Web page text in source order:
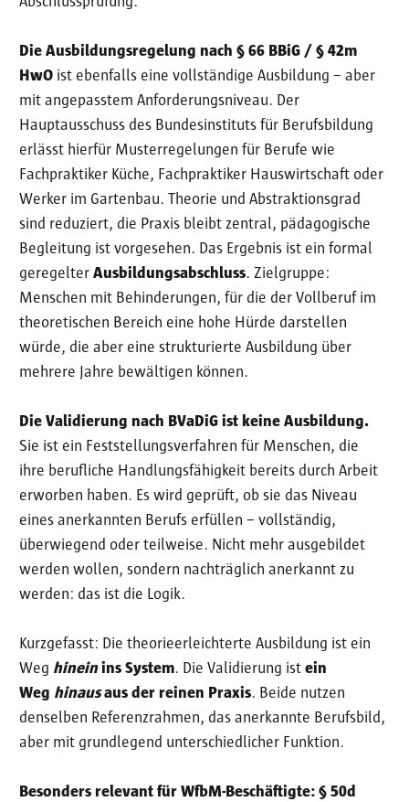
Die Ausbildungsregelung nach § 66 BBiG / § 42m
HwO ist ebenfalls eine vollständige Ausbildung – aber
mit angepasstem Anforderungsniveau. Der
Hauptausschuss des Bundesinstituts für Berufsbildung
erlässt hierfür Musterregelungen für Berufe wie
Fachpraktiker Küche, Fachpraktiker Hauswirtschaft oder
Werker im Gartenbau. Theorie und Abstraktionsgrad
sind reduziert, die Praxis bleibt zentral, pädagogische
Begleitung ist vorgesehen. Das Ergebnis ist ein formal
geregelter Ausbildungsabschluss. Zielgruppe:
Menschen mit Behinderungen, für die der Vollberuf im
theoretischen Bereich eine hohe Hürde darstellen
würde, die aber eine strukturierte Ausbildung über
mehrere Jahre bewältigen können.
Die Validierung nach BVaDiG ist keine Ausbildung.
Sie ist ein Feststellungsverfahren für Menschen, die
ihre berufliche Handlungsfähigkeit bereits durch Arbeit
erworben haben. Es wird geprüft, ob sie das Niveau
eines anerkannten Berufs erfüllen – vollständig,
überwiegend oder teilweise. Nicht mehr ausgebildet
werden wollen, sondern nachträglich anerkannt zu
werden: das ist die Logik.
Kurzgefasst: Die theorieerleichterte Ausbildung ist ein
Weg hineinins System. Die Validierung ist ein
Weg hinausaus der reinen Praxis. Beide nutzen
denselben Referenzrahmen, das anerkannte Berufsbild,
aber mit grundlegend unterschiedlicher Funktion.
Besonders relevant für WfbM-Beschäftigte: § 50d